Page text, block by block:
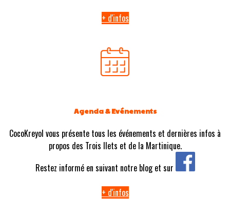
+ d'infos
Agenda & Evénements
CocoKreyol vous présente tous les événements et dernières infos à
propos des Trois Ilets et de la Martinique.
Restez informé en suivant notre blog et sur
+ d'infos